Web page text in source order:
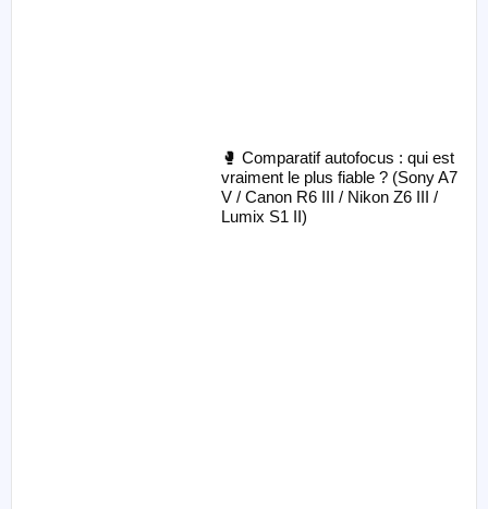
🥊 Comparatif autofocus : qui est
vraiment le plus fiable ? (Sony A7
V / Canon R6 III / Nikon Z6 III /
Lumix S1 II)